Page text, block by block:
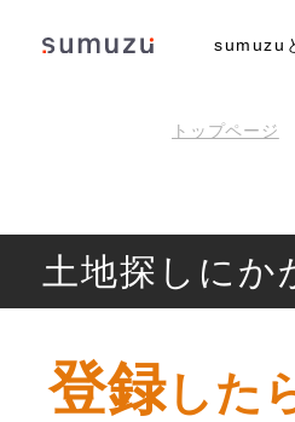
sumuzu
トップページ
土地探しにか
登録した